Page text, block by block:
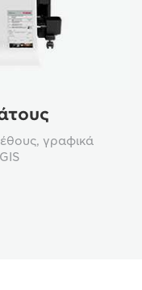
γραφικά